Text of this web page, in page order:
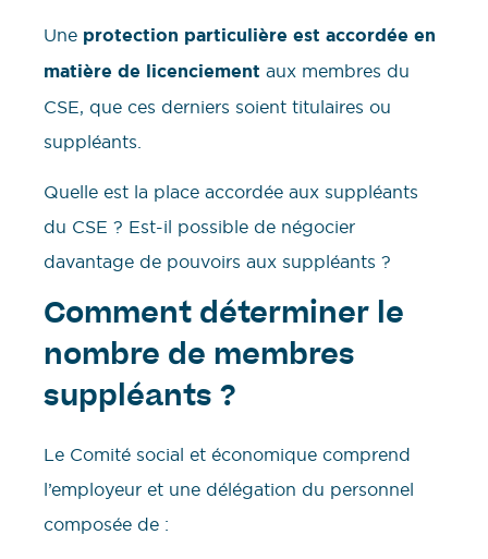
Une protection particulière est accordée en
matière de licenciement aux membres du
CSE, que ces derniers soient titulaires ou
suppléants.
Quelle est la place accordée aux suppléants
du CSE ? Est-il possible de négocier
davantage de pouvoirs aux suppléants ?
Comment déterminer le
nombre de membres
suppléants ?
Le Comité social et économique comprend
l’employeur et une délégation du personnel
composée de :